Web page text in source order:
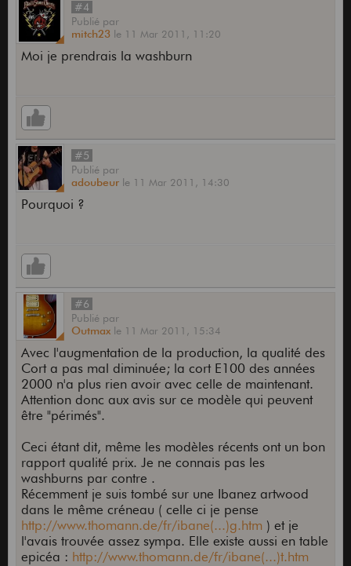
#4
Publié par
mitch23 le 11 Mar 2011, 11:20
Moi je prendrais la washburn
#5
Publié par
adoubeur le 11 Mar 2011, 14:30
Pourquoi ?
#6
Publié par
Outmax le 11 Mar 2011, 15:34
Avec l'augmentation de la production, la qualité des
Cort a pas mal diminuée; la cort E100 des années
2000 n'a plus rien avoir avec celle de maintenant.
Attention donc aux avis sur ce modèle qui peuvent
être "périmés".
Ceci étant dit, même les modèles récents ont un bon
rapport qualité prix. Je ne connais pas les
washburns par contre .
Récemment je suis tombé sur une Ibanez artwood
dans le même créneau ( celle ci je pense
http://www.thomann.de/fr/ibane(...)g.htm ) et je
l'avais trouvée assez sympa. Elle existe aussi en table
epicéa : http://www.thomann.de/fr/ibane(...)t.htm